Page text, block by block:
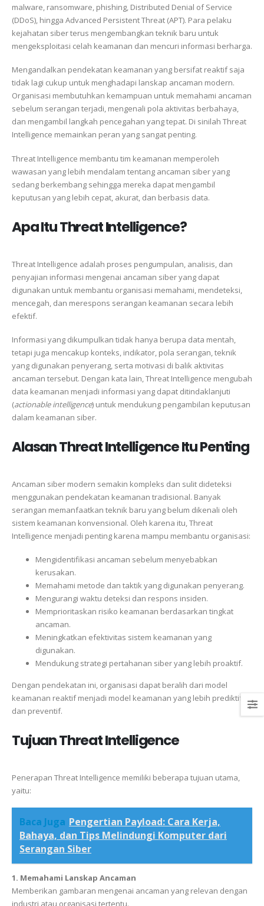
malware, ransomware, phishing, Distributed Denial of Service
(DDoS), hingga Advanced Persistent Threat (APT). Para pelaku
kejahatan siber terus mengembangkan teknik baru untuk
mengeksploitasi celah keamanan dan mencuri informasi berharga.
Mengandalkan pendekatan keamanan yang bersifat reaktif saja
tidak lagi cukup untuk menghadapi lanskap ancaman modern.
Organisasi membutuhkan kemampuan untuk memahami ancaman
sebelum serangan terjadi, mengenali pola aktivitas berbahaya,
dan mengambil langkah pencegahan yang tepat. Di sinilah Threat
Intelligence memainkan peran yang sangat penting.
Threat Intelligence membantu tim keamanan memperoleh
wawasan yang lebih mendalam tentang ancaman siber yang
sedang berkembang sehingga mereka dapat mengambil
keputusan yang lebih cepat, akurat, dan berbasis data.
Apa Itu Threat Intelligence?
Threat Intelligence adalah proses pengumpulan, analisis, dan
penyajian informasi mengenai ancaman siber yang dapat
digunakan untuk membantu organisasi memahami, mendeteksi,
mencegah, dan merespons serangan keamanan secara lebih
efektif.
Informasi yang dikumpulkan tidak hanya berupa data mentah,
tetapi juga mencakup konteks, indikator, pola serangan, teknik
yang digunakan penyerang, serta motivasi di balik aktivitas
ancaman tersebut. Dengan kata lain, Threat Intelligence mengubah
data keamanan menjadi informasi yang dapat ditindaklanjuti
(actionable intelligence) untuk mendukung pengambilan keputusan
dalam keamanan siber.
Alasan Threat Intelligence Itu Penting
Ancaman siber modern semakin kompleks dan sulit dideteksi
menggunakan pendekatan keamanan tradisional. Banyak
serangan memanfaatkan teknik baru yang belum dikenali oleh
sistem keamanan konvensional. Oleh karena itu, Threat
Intelligence menjadi penting karena mampu membantu organisasi:
Mengidentifikasi ancaman sebelum menyebabkan
kerusakan.
Memahami metode dan taktik yang digunakan penyerang.
Mengurangi waktu deteksi dan respons insiden.
Memprioritaskan risiko keamanan berdasarkan tingkat
ancaman.
Meningkatkan efektivitas sistem keamanan yang
digunakan.
Mendukung strategi pertahanan siber yang lebih proaktif.
Dengan pendekatan ini, organisasi dapat beralih dari model
keamanan reaktif menjadi model keamanan yang lebih prediktif
dan preventif.
Tujuan Threat Intelligence
Penerapan Threat Intelligence memiliki beberapa tujuan utama,
yaitu:
Baca Juga Pengertian Payload: Cara Kerja,
Bahaya, dan Tips Melindungi Komputer dari
Serangan Siber
1. Memahami Lanskap Ancaman
Memberikan gambaran mengenai ancaman yang relevan dengan
industri atau organisasi tertentu.